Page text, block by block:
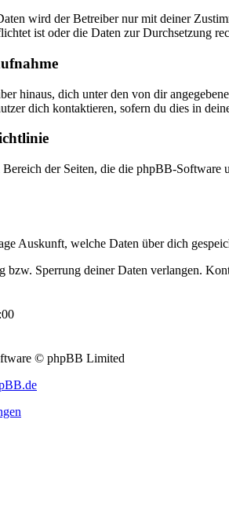
wird der Betreiber nur mit deiner
ist oder die Daten zur Durchsetzung
hinaus, dich unter den von dir
dich kontaktieren, sofern du dies in
der Seiten, die die phpBB-Software
Auskunft, welche Daten über dich
bzw. Sperrung deiner Daten verlangen.
© phpBB Limited